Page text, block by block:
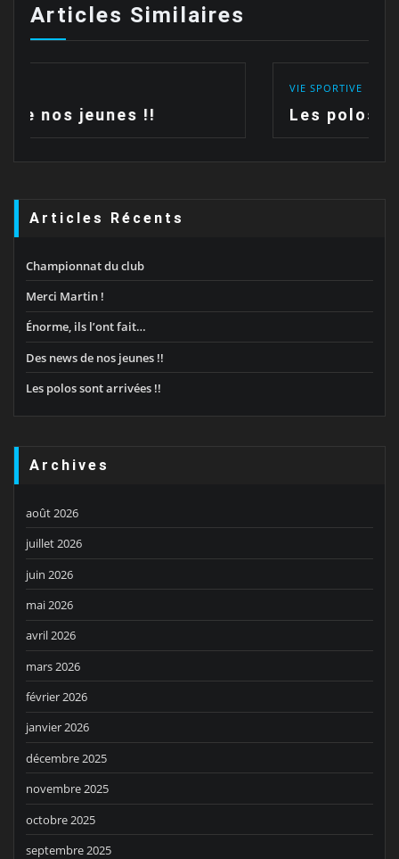
Articles Similaires
Les polos sont arrivées !!
Articles Récents
Championnat du club
Merci Martin !
Énorme, ils l’ont fait…
Des news de nos jeunes !!
Les polos sont arrivées !!
Archives
août 2026
juillet 2026
juin 2026
mai 2026
avril 2026
mars 2026
février 2026
janvier 2026
décembre 2025
novembre 2025
octobre 2025
septembre 2025